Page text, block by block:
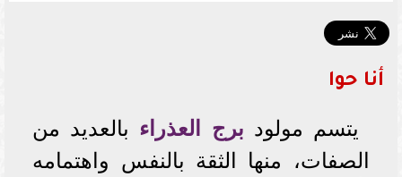
أنا حوا
يتسم مولود برج العذراء بالعديد من
الصفات، منها الثقة بالنفس واهتمامه